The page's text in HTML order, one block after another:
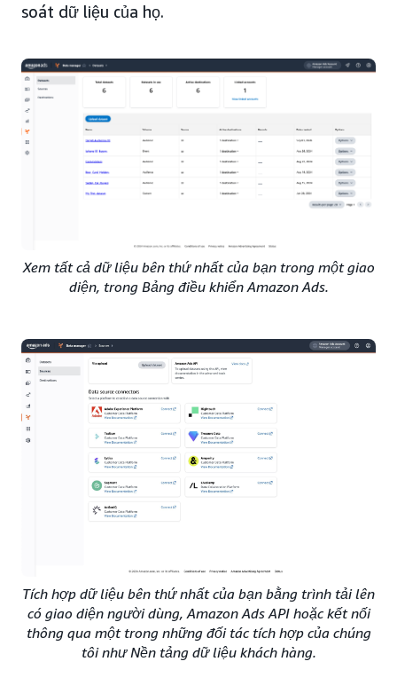
soát dữ liệu của họ.
Xem tất cả dữ liệu bên thứ nhất của bạn trong một giao
diện, trong Bảng điều khiển Amazon Ads.
Tích hợp dữ liệu bên thứ nhất của bạn bằng trình tải lên
có giao diện người dùng, Amazon Ads API hoặc kết nối
thông qua một trong những đối tác tích hợp của chúng
tôi như Nền tảng dữ liệu khách hàng.